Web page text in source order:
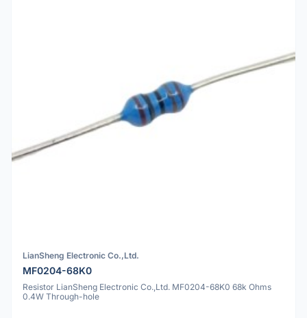
LianSheng Electronic Co.,Ltd.
MF0204-68K0
Resistor LianSheng Electronic Co.,Ltd. MF0204-68K0 68k Ohms
0.4W Through-hole